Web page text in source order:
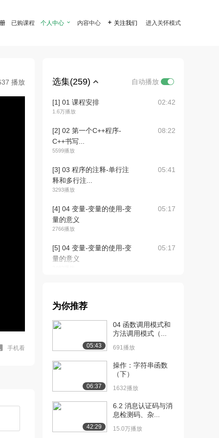
已购课程 个人中心  内容中心  关注我们 进入关怀模式
播放
手机看
选集(259) 自动播放
[1] 01 课程安排
1.6万播放
02:42
[2] 02 第一个C++程序-
C++书写...
5599播放
08:22
[3] 03 程序的注释-单行注
释和多行注...
3293播放
05:41
[4] 04 变量-变量的使用-变
量的意义
2766播放
05:17
[5] 04 变量-变量的使用-变
量的意义
05:17
2324播放
[7] 06 关键字-C++常用的
03:43
[8] 07 标识符命名规则 09:00
[9] 08 数据类型-整型
1869播放
[10] 09 数据类型-sizeof关
键字
为你推荐
05:43
04 函数调用模式和
方法调用模式（...
691播放
06:37
操作：字符串函数
（下）
1632播放
42:29
6.2 消息认证码与消
息检测码、杂...
15.0万播放